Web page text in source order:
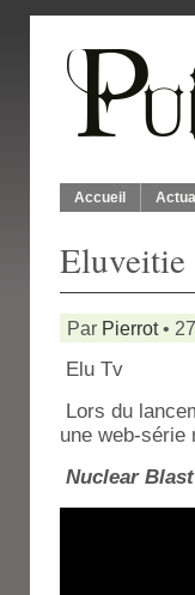
Accueil
Eluveitie
Par Pierrot•
Elu Tv
Lors du
une web-
Nuclear Blast